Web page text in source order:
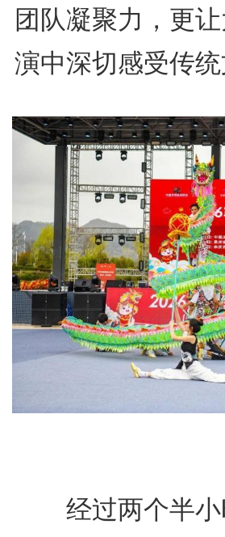
团队凝聚力，更
演中深切感受传统
经过两个半小